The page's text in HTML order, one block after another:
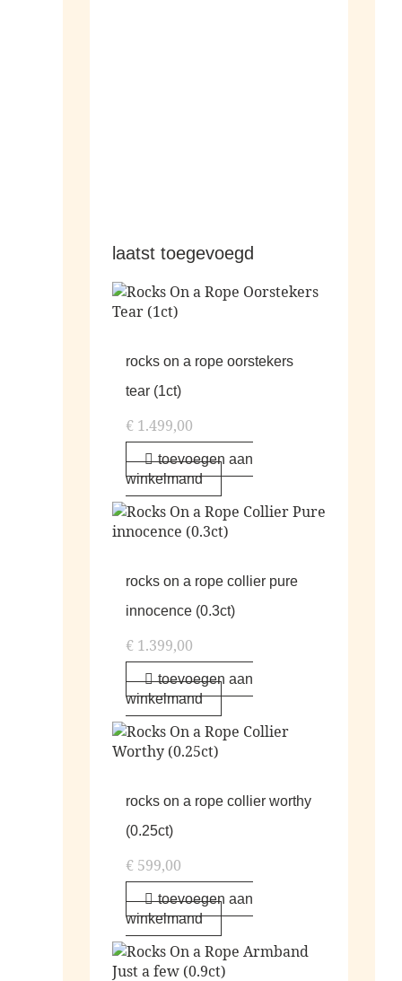
laatst toegevoegd
rocks on a rope oorstekers
tear (1ct)
€ 1.499,00
toevoegen aan
winkelmand
rocks on a rope collier pure
innocence (0.3ct)
€ 1.399,00
toevoegen aan
winkelmand
rocks on a rope collier worthy
(0.25ct)
€ 599,00
toevoegen aan
winkelmand